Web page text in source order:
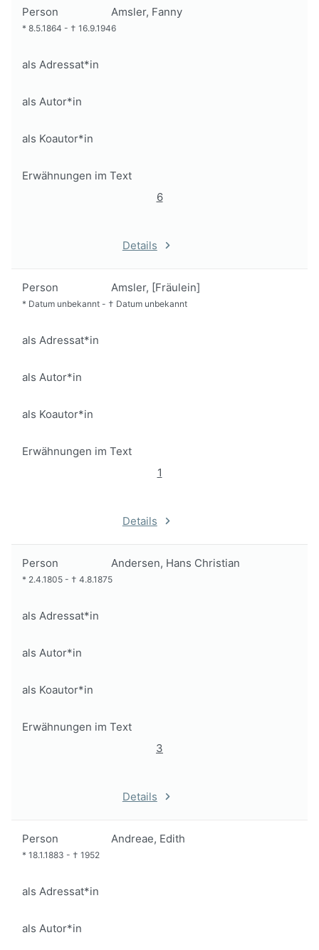
Person Amsler, Fanny
* 8.5.1864 - † 16.9.1946
als Adressat*in
als Autor*in
als Koautor*in
Erwähnungen im Text
6
Details
Person Amsler, [Fräulein]
* Datum unbekannt - † Datum unbekannt
als Adressat*in
als Autor*in
als Koautor*in
Erwähnungen im Text
1
Details
Person Andersen, Hans Christian
* 2.4.1805 - † 4.8.1875
als Adressat*in
als Autor*in
als Koautor*in
Erwähnungen im Text
3
Details
Person Andreae, Edith
* 18.1.1883 - † 1952
als Adressat*in
als Autor*in